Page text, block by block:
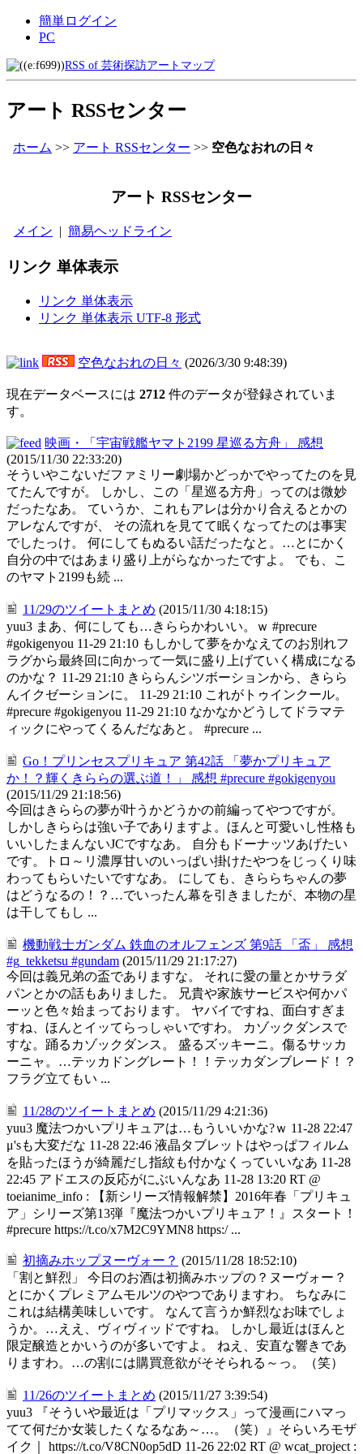
簡単ログイン
PC
RSS of 芸術探訪アートマップ
アート RSSセンター
ホーム >> アート RSSセンター >> 空色なおれの日々
アート RSSセンター
メイン | 簡易ヘッドライン
リンク 単体表示
リンク 単体表示
リンク 単体表示 UTF-8 形式
空色なおれの日々 (2026/3/30 9:48:39)
現在データベースには 2712 件のデータが登録されていま
す。
映画・「宇宙戦艦ヤマト2199 星巡る方舟」 感想
(2015/11/30 22:33:20)
そういやこないだファミリー劇場かどっかでやってたのを見
てたんですが。 しかし、この「星巡る方舟」ってのは微妙
だったなあ。 ていうか、これもアレは分かり合えるとかの
アレなんですが、 その流れを見てて眠くなってたのは事実
でしたっけ。 何にしてもぬるい話だったなと。…とにかく
自分の中ではあまり盛り上がらなかったですよ。 でも、こ
のヤマト2199も続 ...
11/29のツイートまとめ (2015/11/30 4:18:15)
yuu3 まあ、何にしても…きららかわいい。ｗ #precure
#gokigenyou 11-29 21:10 もしかして夢をかなえてのお別れフ
ラグから最終回に向かって一気に盛り上げていく構成になる
のかな？ 11-29 21:10 きららんシツボーションから、きらら
んイクゼーションに。 11-29 21:10 これがトゥインクール。
#precure #gokigenyou 11-29 21:10 なかなかどうしてドラマテ
ィックにやってくるんだなあと。 #precure ...
Go！プリンセスプリキュア 第42話 「夢かプリキュア
か！？輝くきららの選ぶ道！」 感想 #precure #gokigenyou
(2015/11/29 21:18:56)
今回はきららの夢が叶うかどうかの前編ってやつですが。
しかしきららは強い子でありますよ。ほんと可愛いし性格も
いいしたまんないJCですなあ。 自分もドーナッツあげたい
です。トロ～リ濃厚甘いのいっぱい掛けたやつをじっくり味
わってもらいたいですなあ。 にしても、きららちゃんの夢
はどうなるの！？…でいったん幕を引きましたが、本物の星
は干してもし ...
機動戦士ガンダム 鉄血のオルフェンズ 第9話 「盃」 感想
#g_tekketsu #gundam (2015/11/29 21:17:27)
今回は義兄弟の盃でありますな。 それに愛の量とかサラダ
パンとかの話もありました。 兄貴や家族サービスや何かパ
ーッと色々始まっております。 ヤバイですね、面白すぎま
すね、ほんとイッてらっしゃいですわ。 カゾックダンスで
すな。踊るカゾックダンス。 盛るズッキーニ。傷るサッカ
ーニャ。…テッカドングレート！！テッカダンブレード！？
フラグ立てもい ...
11/28のツイートまとめ (2015/11/29 4:21:36)
yuu3 魔法つかいプリキュアは…もういいかな?ｗ 11-28 22:47
μ'sも大変だな 11-28 22:46 液晶タブレットはやっぱフィルム
を貼ったほうが綺麗だし指紋も付かなくっていいなあ 11-28
22:45 アドエスの反応がにぶいんなあ 11-28 13:20 RT @
toeianime_info : 【新シリーズ情報解禁】2016年春「プリキュ
ア」シリーズ第13弾『魔法つかいプリキュア！』スタート！
#precure https://t.co/x7M2C9YMN8 https:/ ...
初摘みホップヌーヴォー？ (2015/11/28 18:52:10)
「割と鮮烈」 今日のお酒は初摘みホップの？ヌーヴォー？
とにかくプレミアムモルツのやつでありますわ。 ちなみに
これは結構美味しいです。 なんて言うか鮮烈なお味でしょ
うか。…ええ、ヴィヴィッドですね。 しかし最近はほんと
限定醸造とかいうのが多いですよ。 ねえ、安直な響きであ
りますわ。…の割には購買意欲がそそられる～っ。（笑）
11/26のツイートまとめ (2015/11/27 3:39:54)
yuu3 『そういや最近は「プリマックス」って漫画にハマっ
てて何だか女装したくなるなあ～…。（笑）』そらいろモザ
イク｜ https://t.co/V8CN0op5dD 11-26 22:02 RT @ wcat_project :